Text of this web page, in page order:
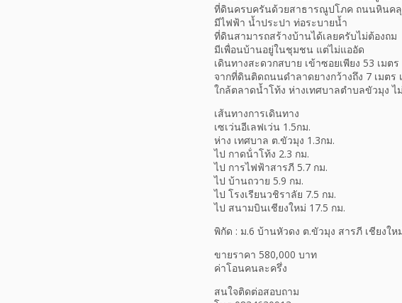
ที่ดินครบครันด้วยสาธารณูปโภค ถนนหินคลุ
มีไฟฟ้า น้ำประปา ท่อระบายน้ำ
ที่ดินสามารถสร้างบ้านได้เลยครับไม่ต้องถม
มีเพื่อนบ้านอยู่ในชุมชน แต่ไม่แออัด
เดินทางสะดวกสบาย เข้าซอยเพียง 53 เมตร
จากที่ดินติดถนนดำลาดยางกว้างถึง 7 เมต
ใกล้ตลาดน้ำโท้ง ห่างเทศบาลตำบลขัวมุง ไ
เส้นทางการเดินทาง
เซเว่นอีเลฟเว่น 1.5กม.
ห่าง เทศบาล ต.ขัวมุง 1.3กม.
ไป กาดน้ําโท้ง 2.3 กม.
ไป การไฟฟ้าสารภี 5.7 กม.
ไป บ้านถวาย 5.9 กม.
ไป โรงเรียนวชิราลัย 7.5 กม.
ไป สนามบินเชียงใหม่ 17.5 กม.
พิกัด : ม.6 บ้านหัวดง ต.ขัวมุง สารภี เชียงให
ขายราคา 580,000 บาท
ค่าโอนคนละครึ่ง
สนใจติดต่อสอบถาม